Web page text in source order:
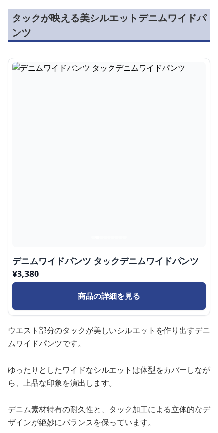
タックが映える美シルエットデニムワイドパ
ンツ
デニムワイドパンツ タックデニムワイドパンツ
¥3,380
商品の詳細を見る
ウエスト部分のタックが美しいシルエットを作り出すデニ
ムワイドパンツです。
ゆったりとしたワイドなシルエットは体型をカバーしなが
ら、上品な印象を演出します。
デニム素材特有の耐久性と、タック加工による立体的なデ
ザインが絶妙にバランスを保っています。